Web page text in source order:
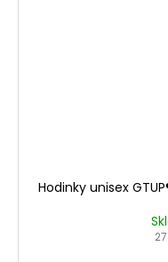
Hodinky unisex